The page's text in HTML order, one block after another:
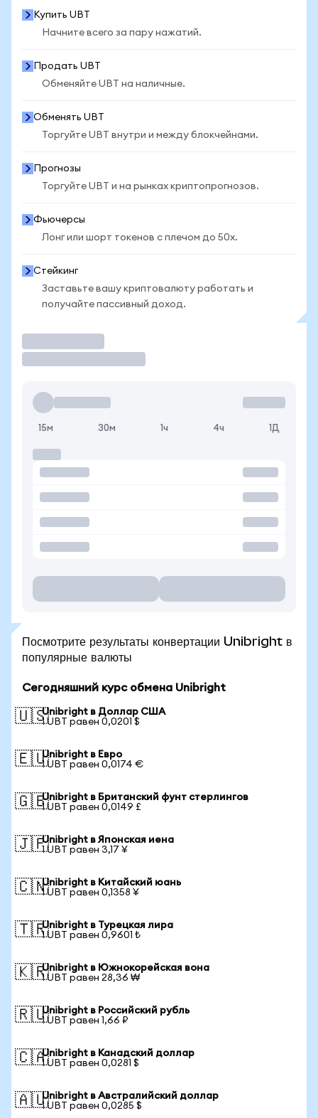
Купить UBT
Начните всего за пару нажатий.
Продать UBT
Обменяйте UBT на наличные.
Обменять UBT
Торгуйте UBT внутри и между блокчейнами.
Прогнозы
Торгуйте UBT и на рынках криптопрогнозов.
Фьючерсы
Лонг или шорт токенов с плечом до 50x.
Стейкинг
Заставьте вашу криптовалюту работать и
получайте пассивный доход.
15м 30м 1ч 4ч 1Д
Посмотрите результаты конвертации Unibright в
популярные валюты
Сегодняшний курс обмена Unibright
🇺🇸Unibright в Доллар США
1 UBT равен 0,0201 $
🇪🇺Unibright в Евро
1 UBT равен 0,0174 €
🇬🇧Unibright в Британский фунт стерлингов
1 UBT равен 0,0149 £
🇯🇵Unibright в Японская иена
1 UBT равен 3,17 ¥
🇨🇳Unibright в Китайский юань
1 UBT равен 0,1358 ¥
🇹🇷Unibright в Турецкая лира
1 UBT равен 0,9601 ₺
🇰🇷Unibright в Южнокорейская вона
1 UBT равен 28,36 ₩
🇷🇺Unibright в Российский рубль
1 UBT равен 1,66 ₽
🇨🇦Unibright в Канадский доллар
1 UBT равен 0,0281 $
🇦🇺Unibright в Австралийский доллар
1 UBT равен 0,0285 $